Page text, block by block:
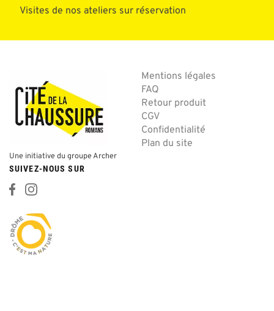
Visites de nos ateliers sur réservation
Une initiative du groupe Archer
Mentions légales
FAQ
Retour produit
CGV
Confidentialité
Plan du site
SUIVEZ-NOUS SUR